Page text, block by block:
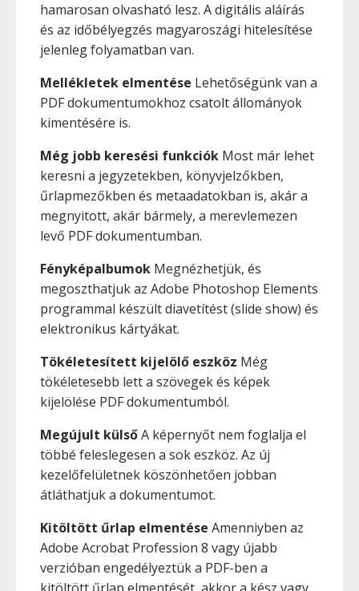
hamarosan olvasható lesz. A digitális aláírás
és az időbélyegzés magyaroszági hitelesítése
jelenleg folyamatban van.
Mellékletek elmentése Lehetőségünk van a
PDF dokumentumokhoz csatolt állományok
kimentésére is.
Még jobb keresési funkciók Most már lehet
keresni a jegyzetekben, könyvjelzőkben,
űrlapmezőkben és metaadatokban is, akár a
megnyitott, akár bármely, a merevlemezen
levő PDF dokumentumban.
Fényképalbumok Megnézhetjük, és
megoszthatjuk az Adobe Photoshop Elements
programmal készült diavetítést (slide show) és
elektronikus kártyákat.
Tökéletesített kijelölő eszköz Még
tökéletesebb lett a szövegek és képek
kijelölése PDF dokumentumból.
Megújult külsőA képernyőt nem foglalja el
többé feleslegesen a sok eszköz. Az új
kezelőfelületnek köszönhetően jobban
átláthatjuk a dokumentumot.
Kitöltött űrlap elmentése Amenniyben az
Adobe Acrobat Profession 8 vagy újabb
verzióban engedélyeztük a PDF-ben a